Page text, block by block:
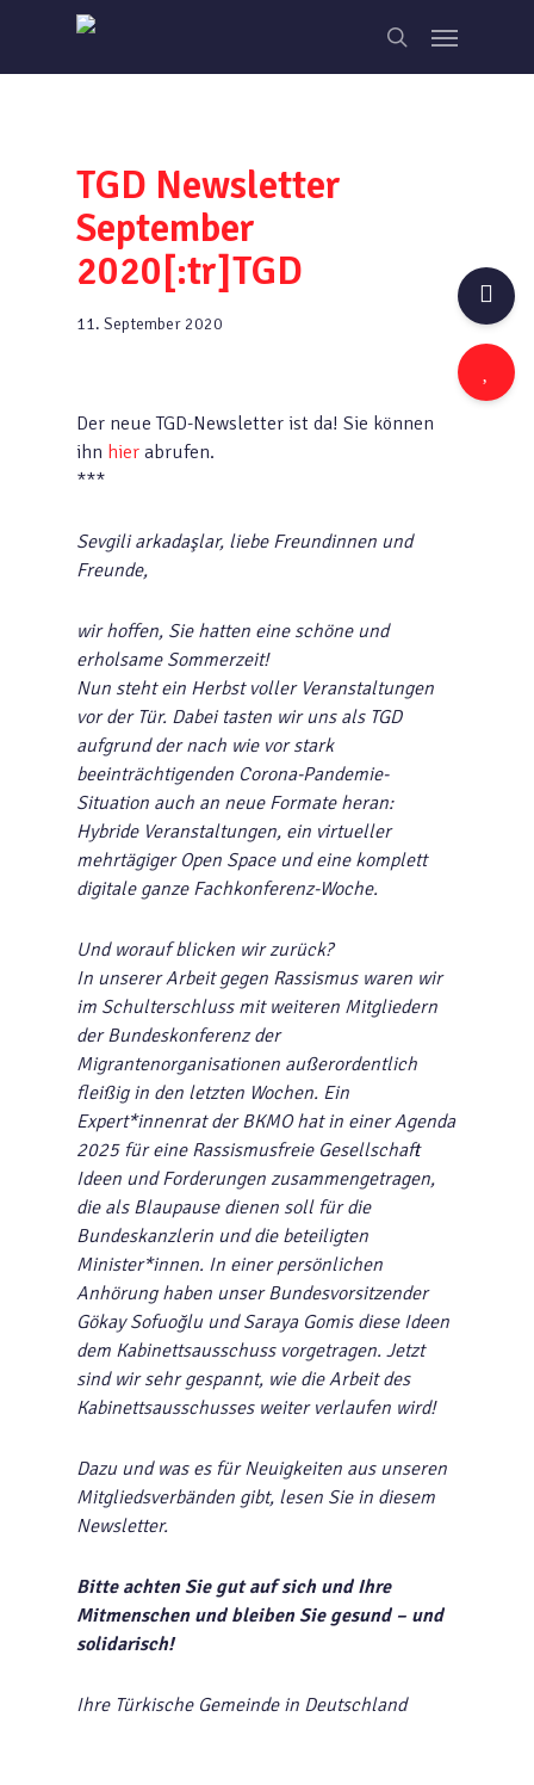
main
search
Menu
TGD Newsletter
September
2020[:tr]TGD
11. September 2020
Der neue TGD-Newsletter ist da! Sie können
ihn hier abrufen.
***
Sevgili arkadaşlar, liebe Freundinnen und
Freunde,
wir hoffen, Sie hatten eine schöne und
erholsame Sommerzeit!
Nun steht ein Herbst voller Veranstaltungen
vor der Tür. Dabei tasten wir uns als TGD
aufgrund der nach wie vor stark
beeinträchtigenden Corona-Pandemie-
Situation auch an neue Formate heran:
Hybride Veranstaltungen, ein virtueller
mehrtägiger Open Space und eine komplett
digitale ganze Fachkonferenz-Woche.
Und worauf blicken wir zurück?
In unserer Arbeit gegen Rassismus waren wir
im Schulterschluss mit weiteren Mitgliedern
der Bundeskonferenz der
Migrantenorganisationen außerordentlich
fleißig in den letzten Wochen. Ein
Expert*innenrat der BKMO hat in einer Agenda
2025 für eine Rassismusfreie Gesellschaft
Ideen und Forderungen zusammengetragen,
die als Blaupause dienen soll für die
Bundeskanzlerin und die beteiligten
Minister*innen. In einer persönlichen
Anhörung haben unser Bundesvorsitzender
Gökay Sofuoğlu und Saraya Gomis diese Ideen
dem Kabinettsausschuss vorgetragen. Jetzt
sind wir sehr gespannt, wie die Arbeit des
Kabinettsausschusses weiter verlaufen wird!
Dazu und was es für Neuigkeiten aus unseren
Mitgliedsverbänden gibt, lesen Sie in diesem
Newsletter.
Bitte achten Sie gut auf sich und Ihre
Mitmenschen und bleiben Sie gesund – und
solidarisch!
Ihre Türkische Gemeinde in Deutschland